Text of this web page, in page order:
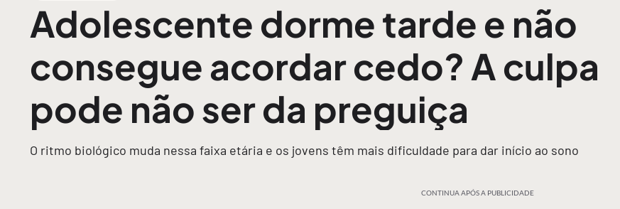
Adolescente dorme tarde e não
consegue acordar cedo? A culpa
pode não ser da preguiça
O ritmo biológico muda nessa faixa etária e os jovens têm mais dificuldade para dar início ao sono
CONTINUA APÓS A PUBLICIDADE